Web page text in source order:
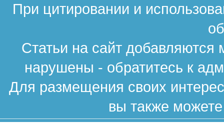
При цитировании и
Статьи на сайт
нарушены - обратитесь к
Для размещения своих
вы также